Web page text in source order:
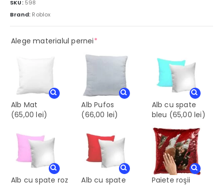
SKU: 598
Brand: Roblox
Alege materialul pernei*(required)
Alb Mat
(65,00 lei)
Alb Pufos
(66,00 lei)
Alb cu spate
bleu (65,00 lei)
Alb cu spate roz
Alb cu spate
Paiete roşii